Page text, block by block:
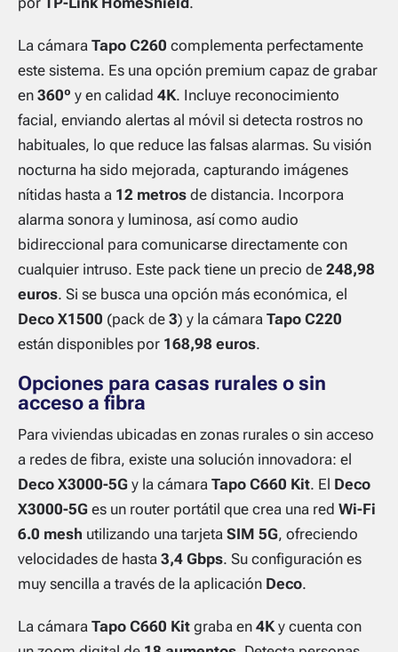
La cámara Tapo C260 complementa perfectamente
este sistema. Es una opción premium capaz de grabar
en 360º y en calidad 4K. Incluye reconocimiento
facial, enviando alertas al móvil si detecta rostros no
habituales, lo que reduce las falsas alarmas. Su visión
nocturna ha sido mejorada, capturando imágenes
nítidas hasta a 12 metros de distancia. Incorpora
alarma sonora y luminosa, así como audio
bidireccional para comunicarse directamente con
cualquier intruso. Este pack tiene un precio de 248,98
euros. Si se busca una opción más económica, el
Deco X1500 (pack de 3) y la cámara Tapo C220
están disponibles por 168,98 euros.
Opciones para casas rurales o sin
acceso a fibra
Para viviendas ubicadas en zonas rurales o sin acceso
a redes de fibra, existe una solución innovadora: el
Deco X3000-5G y la cámara Tapo C660 Kit. El Deco
X3000-5G es un router portátil que crea una red Wi-Fi
6.0 mesh utilizando una tarjeta SIM 5G, ofreciendo
velocidades de hasta 3,4 Gbps. Su configuración es
muy sencilla a través de la aplicación Deco.
La cámara Tapo C660 Kit graba en 4K y cuenta con